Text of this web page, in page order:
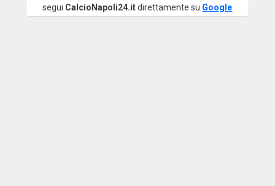
segui CalcioNapoli24.itdirettamente su Google